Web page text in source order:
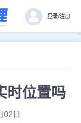
登录/注册
时位置吗
02日